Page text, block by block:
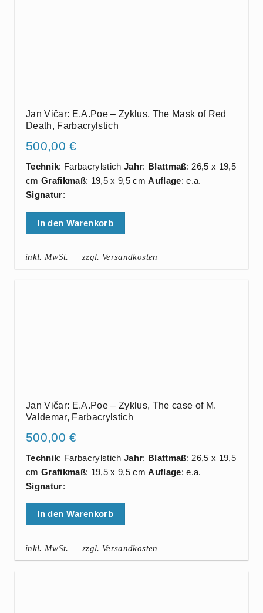
Jan Vičar: E.A.Poe – Zyklus, The Mask of Red
Death, Farbacrylstich
500,00€
Technik: FarbacrylstichJahr: Blattmaß: 26,5 x 19,5
cm Grafikmaß: 19,5 x 9,5 cmAuflage: e.a.
Signatur:
In den Warenkorb
inkl. MwSt. zzgl. Versandkosten
Jan Vičar: E.A.Poe – Zyklus, The case of M.
Valdemar, Farbacrylstich
500,00€
Technik: FarbacrylstichJahr: Blattmaß: 26,5 x 19,5
cm Grafikmaß: 19,5 x 9,5 cmAuflage: e.a.
Signatur:
In den Warenkorb
inkl. MwSt. zzgl. Versandkosten